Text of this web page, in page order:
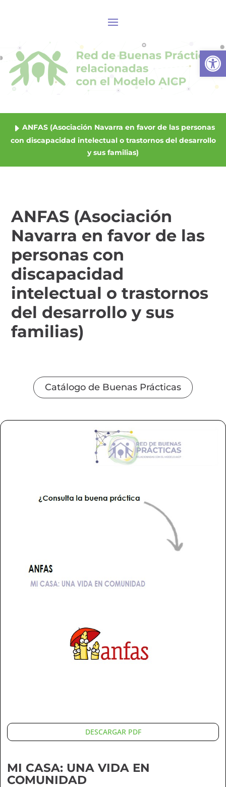
ANFAS (Asociación Navarra en favor de las personas
con discapacidad intelectual o trastornos del desarrollo
y sus familias)
ANFAS (Asociación
Navarra en favor de las
personas con
discapacidad
intelectual o trastornos
del desarrollo y sus
familias)
Catálogo de Buenas Prácticas
DESCARGAR PDF
MI CASA: UNA VIDA EN
COMUNIDAD